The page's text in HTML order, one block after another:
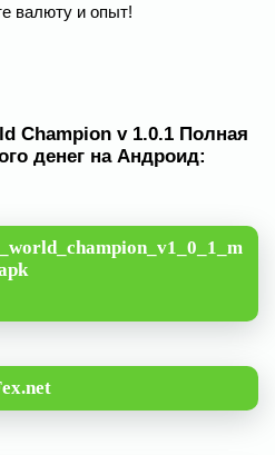
валюту и опыт!
Champion v 1.0.1 Полная
денег на Андроид: